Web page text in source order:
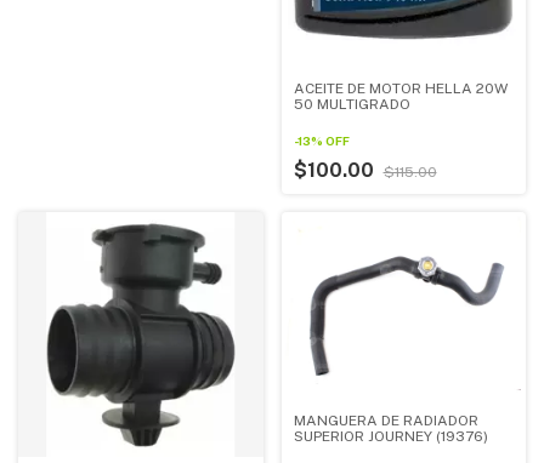
ACEITE DE MOTOR HELLA 20W
50 MULTIGRADO
-13% OFF
$100.00 $115.00
MANGUERA DE RADIADOR
SUPERIOR JOURNEY (19376)